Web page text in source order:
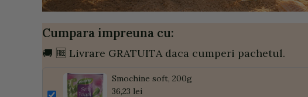
Cumpara impreuna cu:
🚚 🆓 Livrare GRATUITA daca cumperi pachetul.
Smochine soft, 200g
36,23 lei